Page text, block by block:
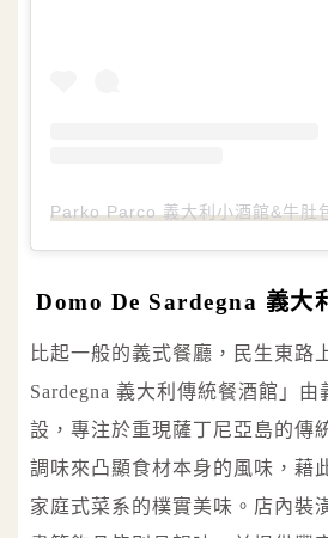
Domo De Sardegna 義大
比起一般的義式餐廳，民生東路
Sardegna 義大利傳統餐酒館」
設，專注於重現薩丁尼亞島的傳
調味來凸顯食材本身的風味，藉
家庭式菜系的樸實美味。店內裝